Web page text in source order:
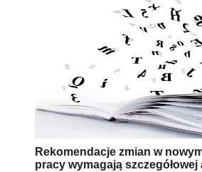
Rekomendacje zmian w
pracy wymagają szczegółowej